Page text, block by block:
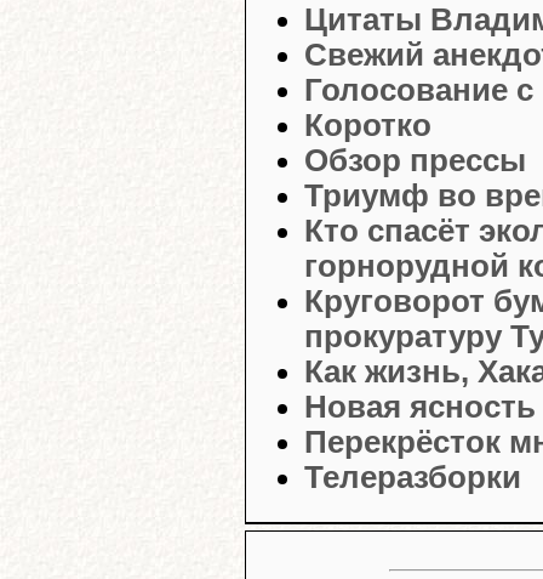
Цитаты
Свежий
Голосование
Коротко
Обзор прессы
Триумф во
Кто спасёт
горнорудной
Круговорот
прокуратуру
Как жизнь,
Новая ясность
Перекрёсток
Телеразборки